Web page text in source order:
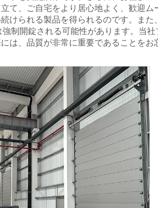
て、ご自宅をより居心地よく、歓迎
けられる製品を得られるのです。ま
制開錠される可能性があります。当
は、品質が非常に重要であることをお